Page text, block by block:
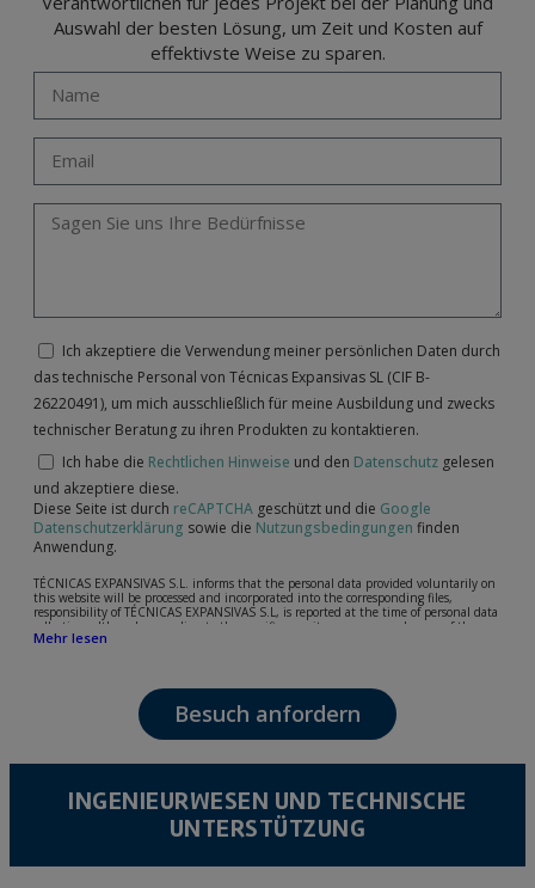
Auswahl der besten Lösung, um Zeit und Kosten auf
effektivste Weise zu sparen.
Ich akzeptiere die Verwendung meiner persönlichen Daten durch
das technische Personal von Técnicas Expansivas SL (CIF B-
26220491), um mich ausschließlich für meine Ausbildung und zwecks
technischer Beratung zu ihren Produkten zu kontaktieren.
Ich habe die Rechtlichen Hinweise und den Datenschutz gelesen
und akzeptiere diese.
Diese Seite ist durch reCAPTCHA geschützt und die Google
Datenschutzerklärung sowie die Nutzungsbedingungen finden
Anwendung.
TÉCNICAS EXPANSIVAS S.L. informs that the personal data provided voluntarily on
this website will be processed and incorporated into the corresponding files,
responsibility of TÉCNICAS EXPANSIVAS S.L, is reported at the time of personal data
collection, although, according to the specific case, its purpose may be any of the
following: attention to your referred request, complaint or question, established
The data in our files are strictly confidential and shall be treated with the utmost
confidentiality and shall comply with all the requirements provided for the General
Data Protection Regulation (GDPR) 2016.
encrypted. Should these details be sent, it is done so under your sole responsibility.
The user may at any time exercise their rights of access, rectification, cancellation
and opposition under the provisions of the General Data Protection Regulation
Portalada II | c/ Segador 13, 26006 | Logroño (La Rioja).
Mehr lesen
Besuch anfordern
INGENIEURWESEN UND TECHNISCHE
UNTERSTÜTZUNG